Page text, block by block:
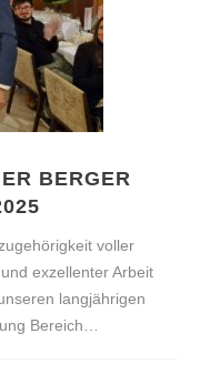
BERGER
voller
exzellenter Arbeit
langjährigen
Bereich…